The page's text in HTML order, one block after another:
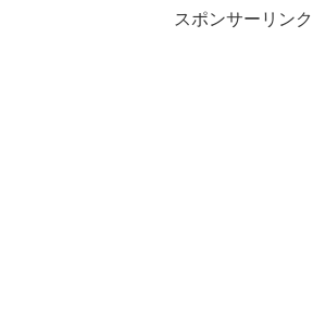
スポンサーリンク